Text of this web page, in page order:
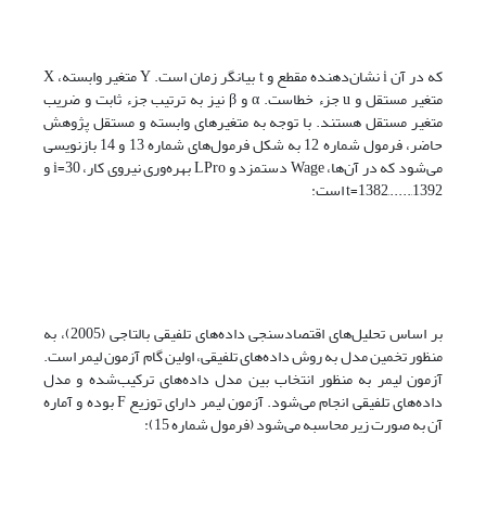
که در آن i نشان‌دهنده مقطع و t بیانگر زمان است. Y متغیر وابسته، X
متغیر مستقل و u جزء خطاست. α و β نیز به ترتیب جزء ثابت و ضریب
متغیر مستقل هستند. با توجه به متغیرهای وابسته و مستقل پژوهش
حاضر، فرمول شماره 12 به شکل‌ فرمول‌های شماره 13 و 14 بازنویسی
می‌شود که در آن‌ها، Wage دستمزد و LPro بهره‌وری نیروی کار، i=30 و
t=1382,.....,1392 است:
بر اساس تحلیل‌های اقتصادسنجی داده‌های تلفیقی بالتاجی (2005)، به
منظور تخمین مدل به روش داده‌های تلفیقی، اولین گام آزمون لیمر است.
آزمون لیمر به منظور انتخاب بین مدل داده‌های ترکیب‌شده و مدل
داده‌های تلفیقی انجام می‌شود. آزمون لیمر دارای توزیع F بوده و آماره
آن به صورت زیر محاسبه می‌شود (فرمول شماره 15):